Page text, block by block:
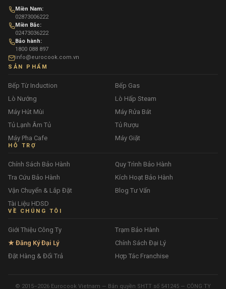
Miền Nam:
02873006222
Miền Bắc:
02473036222
Bảo hành:
1800 088 897
info@eurocook.com.vn
SẢN PHẨM
Bếp Từ Induction
Bếp Gas
Lò Nướng
Lò Hấp Steam
Máy Hút Mùi
Máy Rửa Bát
Tủ Lạnh Âm Tủ
Tủ Rượu
Máy Pha Cafe
Máy Giặt
HỖ TRỢ
Chính Sách Bảo Hành
Quy Trình Bảo Hành
Tra Cứu Bảo Hành
Kích Hoạt Bảo Hành
Vận Chuyển & Lắp Đặt
Blog Tư Vấn
Tài Liệu HDSD
VỀ CHÚNG TÔI
Giới Thiệu Công Ty
Trạm Bảo Hành
★ Đăng Ký Đại Lý
Chính Sách Đại Lý
Đặt Hàng & Đổi Trả
Hợp Tác Franchise
© 2015–2026 Eurocook Vietnam — Bản quyền SHTT số 541245 — CÔNG TY